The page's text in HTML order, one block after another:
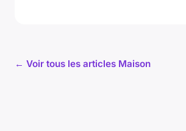
← Voir tous les articles Maison